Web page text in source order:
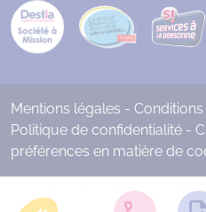
Mentions légales -
Politique de confidentialité -
préférences en matière de